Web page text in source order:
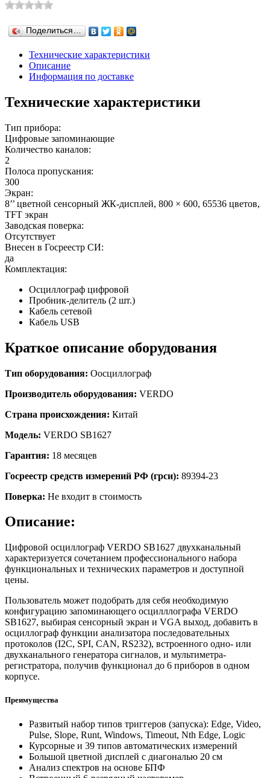
Поделиться…
Технические характеристики
Описание
Информация по доставке
Технические характеристики
Тип прибора:
Цифровые запоминающие
Количество каналов:
2
Полоса пропускания:
300
Экран:
8’’ цветной сенсорный ЖК-дисплей, 800 × 600, 65536 цветов,
TFT экран
Заводская поверка:
Отсутствует
Внесен в Госреестр СИ:
да
Комплектация:
Осциллограф цифровой
Пробник-делитель (2 шт.)
Кабель сетевой
Кабель USB
Краткое описание оборудования
Тип оборудования: Оосциллограф
Производитель оборудования: VERDO
Страна происхождения: Китай
Модель: VERDO SB1627
Гарантия: 18 месяцев
Госреестр средств измерений РФ (грси): 89394-23
Поверка: Не входит в стоимость
Описание:
Цифровой осциллограф VERDO SB1627 двухканальный
характеризуется сочетанием профессионального набора
функциональных и технических параметров и доступной
цены.
Пользователь может подобрать для себя необходимую
конфигурацию запоминающего осцилллографа VERDO
SB1627, выбирая сенсорный экран и VGA выход, добавить в
осциллограф функции анализатора последовательных
протоколов (I2C, SPI, CAN, RS232), встроенного одно- или
двухканального генератора сигналов, и мультиметра-
регистратора, получив функционал до 6 приборов в одном
корпусе.
Преимущества
Развитый набор типов триггеров (запуска): Edge, Video,
Pulse, Slope, Runt, Windows, Timeout, Nth Edge, Logic
Курсорные и 39 типов автоматических измерений
Большой цветной дисплей с диагональю 20 см
Анализ спектров на основе БПФ